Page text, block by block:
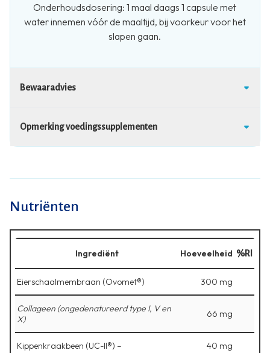
Onderhoudsdosering: 1 maal daags 1 capsule met
water innemen vóór de maaltijd, bij voorkeur voor het
slapen gaan.
Bewaaradvies
Opmerking voedingssupplementen
Nutriënten
Ingrediënt Hoeveelheid %RI
Eierschaalmembraan (Ovomet®) 300 mg
Collageen (ongedenatureerd type I, V en
X)
66 mg
Kippenkraakbeen (UC-II®) – 40 mg